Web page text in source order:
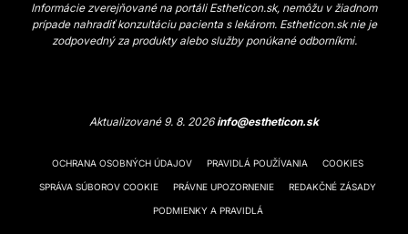
Informácie zverejňované na portáli Estheticon.sk, nemôžu v žiadnom
prípade nahradiť konzultáciu pacienta s lekárom. Estheticon.sk nie je
zodpovedný za produkty alebo služby ponúkané odborníkmi.
Aktualizované 9. 8. 2026info@estheticon.sk
OCHRANA OSOBNÝCH ÚDAJOV PRAVIDLÁ POUŽÍVANIA COOKIES
SPRÁVA SÚBOROV COOKIE PRÁVNE UPOZORNENIE REDAKČNÉ ZÁSADY
PODMIENKY A PRAVIDLÁ